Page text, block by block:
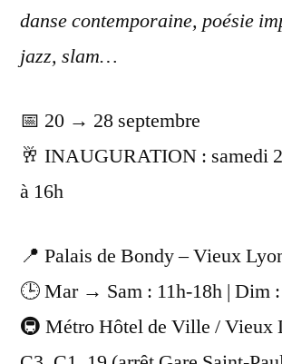
danse contemporaine, poésie
jazz, slam…
📅 20 → 28 septembre
🥂 INAUGURATION : samedi
à 16h
📍 Palais de Bondy – Vieux
🕒 Mar → Sam : 11h-18h | Dim
🚇 Métro Hôtel de Ville / Vieux